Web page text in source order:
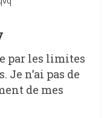
par les limites
Je n’ai pas de
de mes